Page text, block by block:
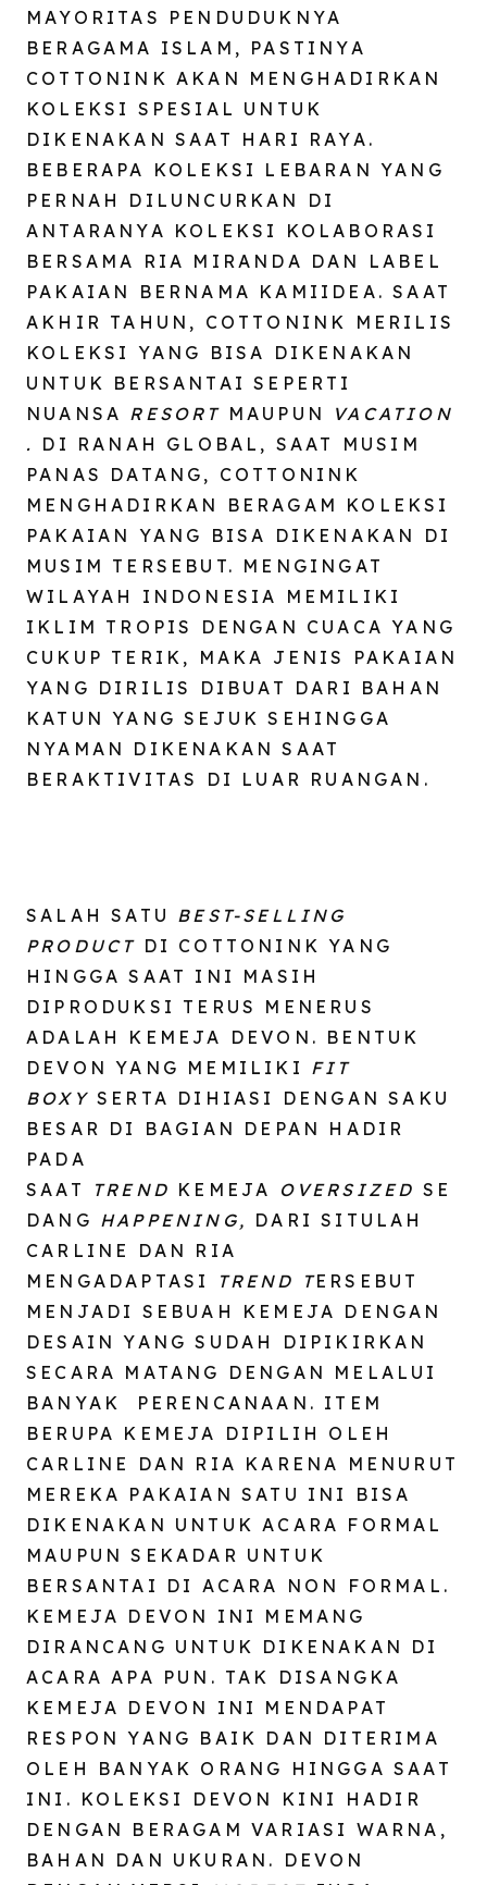
MAYORITAS PENDUDUKNYA
BERAGAMA ISLAM, PASTINYA
COTTONINK AKAN MENGHADIRKAN
KOLEKSI SPESIAL UNTUK
DIKENAKAN SAAT HARI RAYA.
BEBERAPA KOLEKSI LEBARAN YANG
PERNAH DILUNCURKAN DI
ANTARANYA KOLEKSI KOLABORASI
BERSAMA RIA MIRANDA DAN LABEL
PAKAIAN BERNAMA KAMIIDEA. SAAT
AKHIR TAHUN, COTTONINK MERILIS
KOLEKSI YANG BISA DIKENAKAN
UNTUK BERSANTAI SEPERTI
NUANSA RESORT MAUPUN
VACATION
. DI RANAH GLOBAL, SAAT MUSIM
PANAS DATANG, COTTONINK
MENGHADIRKAN BERAGAM KOLEKSI
PAKAIAN YANG BISA DIKENAKAN DI
MUSIM TERSEBUT. MENGINGAT
WILAYAH INDONESIA MEMILIKI
IKLIM TROPIS DENGAN CUACA YANG
CUKUP TERIK, MAKA JENIS PAKAIAN
YANG DIRILIS DIBUAT DARI BAHAN
KATUN YANG SEJUK SEHINGGA
NYAMAN DIKENAKAN SAAT
BERAKTIVITAS DI LUAR RUANGAN.
SALAH SATU BEST-SELLING
PRODUCT DI COTTONINK YANG
HINGGA SAAT INI MASIH
DIPRODUKSI TERUS MENERUS
ADALAH KEMEJA DEVON. BENTUK
DEVON YANG MEMILIKI FIT
BOXY SERTA DIHIASI DENGAN SAKU
BESAR DI BAGIAN DEPAN HADIR
PADA
SAAT
TREND KEMEJA OVERSIZED SE
DANG HAPPENING, DARI SITULAH
CARLINE DAN RIA
MENGADAPTASI
TREND TERSEBUT
MENJADI SEBUAH KEMEJA DENGAN
DESAIN YANG SUDAH DIPIKIRKAN
SECARA MATANG DENGAN MELALUI
BANYAK PERENCANAAN. ITEM
BERUPA KEMEJA DIPILIH OLEH
CARLINE DAN RIA KARENA MENURUT
MEREKA PAKAIAN SATU INI BISA
DIKENAKAN UNTUK ACARA FORMAL
MAUPUN SEKADAR UNTUK
BERSANTAI DI ACARA NON FORMAL.
KEMEJA DEVON INI MEMANG
DIRANCANG UNTUK DIKENAKAN DI
ACARA APA PUN. TAK DISANGKA
KEMEJA DEVON INI MENDAPAT
RESPON YANG BAIK DAN DITERIMA
OLEH BANYAK ORANG HINGGA SAAT
INI. KOLEKSI DEVON KINI HADIR
DENGAN BERAGAM VARIASI WARNA,
BAHAN DAN UKURAN. DEVON